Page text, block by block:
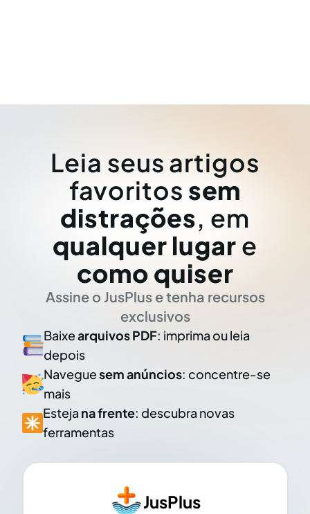
Leia seus artigos
favoritos sem
distrações, em
qualquer lugar e
como quiser
Assine o JusPlus e tenha recursos
exclusivos
Baixearquivos PDF: imprima ou leia
depois
Naveguesem anúncios: concentre-se
mais
Esteja na frente: descubra novas
ferramentas
JusPlus